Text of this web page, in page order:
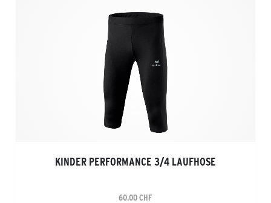
KINDER PERFORMANCE 3/4 LAUFHOSE
60.00 CHF